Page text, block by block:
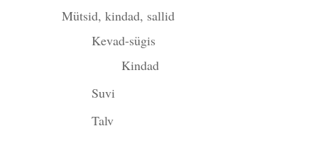
Mütsid, kindad, sallid
Kevad-sügis
Kindad
Suvi
Talv